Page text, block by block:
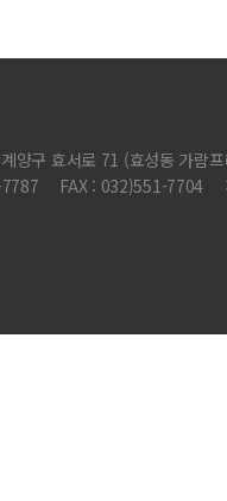
양구 효서로 71 (효성동 가람
FAX : 032)551-7704